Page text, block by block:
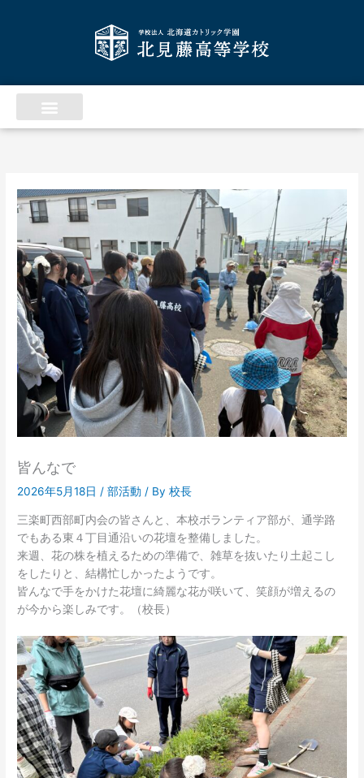
皆んなで
2026年5月18日 /部活動 / By校長
三楽町西部町内会の皆さんと、本校ボランティア部が、通学路
でもある東４丁目通沿いの花壇を整備しました。
来週、花の株を植えるための準備で、雑草を抜いたり土起こし
をしたりと、結構忙しかったようです。
皆んなで手をかけた花壇に綺麗な花が咲いて、笑顔が増えるの
が今から楽しみです。（校長）
ブ